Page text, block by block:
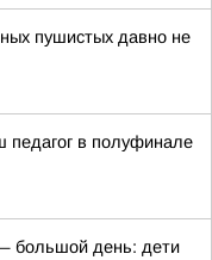
пушистых давно не
педагог в полуфинале
большой день: дети